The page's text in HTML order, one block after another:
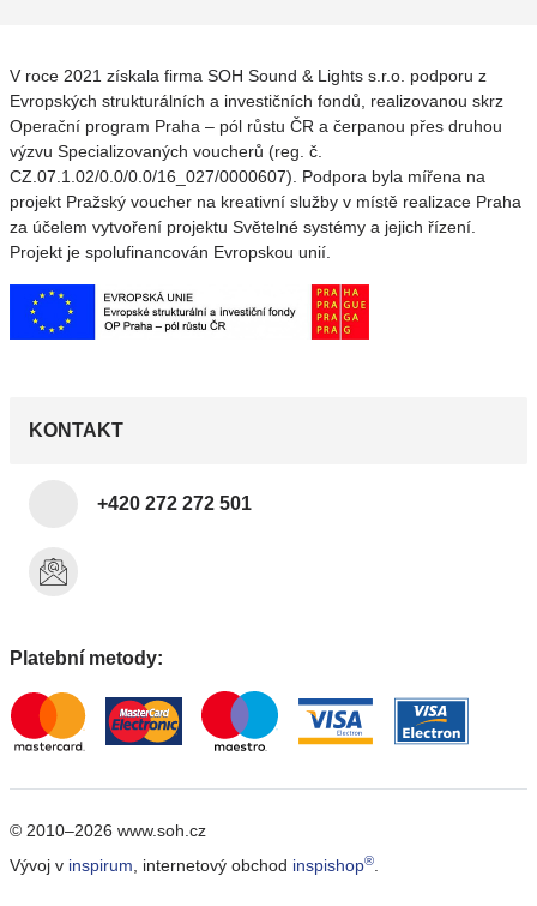
V roce 2021 získala firma SOH Sound & Lights s.r.o. podporu z
Evropských strukturálních a investičních fondů, realizovanou skrz
Operační program Praha – pól růstu ČR a čerpanou přes druhou
výzvu Specializovaných voucherů (reg. č.
CZ.07.1.02/0.0/0.0/16_027/0000607). Podpora byla mířena na
projekt Pražský voucher na kreativní služby v místě realizace Praha
za účelem vytvoření projektu Světelné systémy a jejich řízení.
Projekt je spolufinancován Evropskou unií.
KONTAKT
+420 272 272 501
Platební metody:
© 2010–2026 www.soh.cz
Vývoj v inspirum , internetový obchod inspishop®